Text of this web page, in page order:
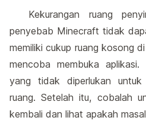
Kekurangan ruang
penyebab Minecraft tidak
memiliki cukup ruang kosong
mencoba membuka
yang tidak diperlukan
ruang. Setelah itu, cobalah
kembali dan lihat apakah